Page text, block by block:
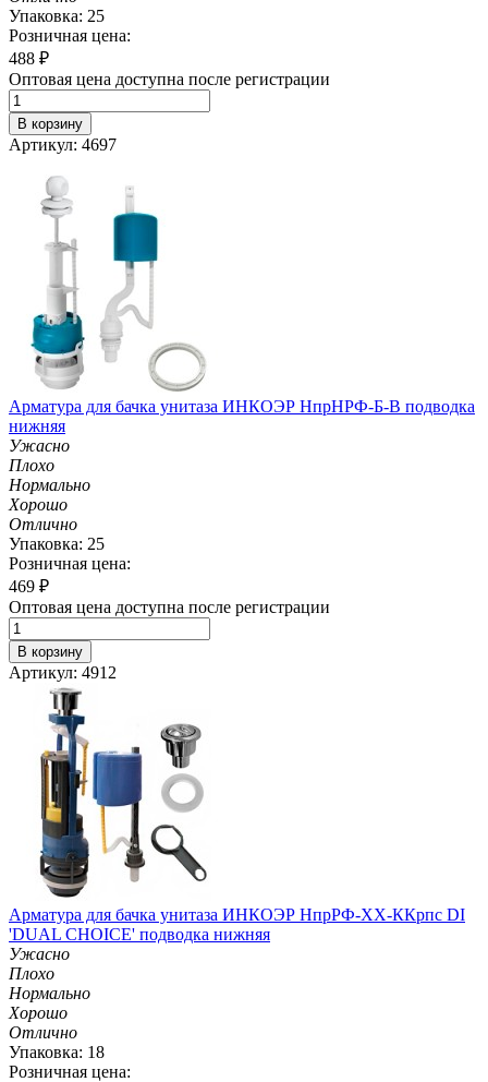
Упаковка: 25
Розничная цена:
488 ₽
Оптовая цена доступна после регистрации
В корзину
Артикул: 4697
Арматура для бачка унитаза ИНКОЭР НпрНРФ-Б-В подводка
нижняя
Ужасно
Плохо
Нормально
Хорошо
Отлично
Упаковка: 25
Розничная цена:
469 ₽
Оптовая цена доступна после регистрации
В корзину
Артикул: 4912
Арматура для бачка унитаза ИНКОЭР НпрРФ-ХХ-ККрпс DI
'DUAL CHOICE' подводка нижняя
Ужасно
Плохо
Нормально
Хорошо
Отлично
Упаковка: 18
Розничная цена: